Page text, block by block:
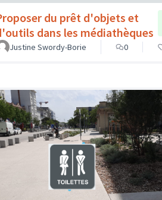
du prêt d'objets et
dans les médiathèques
Justine Swordy-Borie
0